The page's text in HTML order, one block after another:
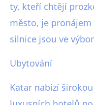
ty, kteří chtějí
město, je
silnice jsou ve
Ubytování
Katar nabízí